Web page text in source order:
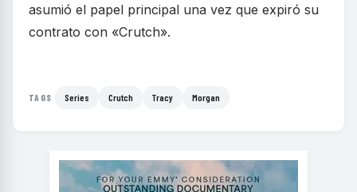
asumió el papel principal una vez que expiró su
contrato con «Crutch».
TAGS Series Crutch Tracy Morgan